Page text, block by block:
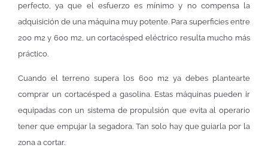
perfecto, ya que el esfuerzo es mínimo y no compensa la
adquisición de una máquina muy potente. Para superficies entre
200 m2 y 600 m2, un cortacésped eléctrico resulta mucho más
práctico.
Cuando el terreno supera los 600 m2 ya debes plantearte
comprar un cortacésped a gasolina. Estas máquinas pueden ir
equipadas con un sistema de propulsión que evita al operario
tener que empujar la segadora. Tan solo hay que guiarla por la
zona a cortar.